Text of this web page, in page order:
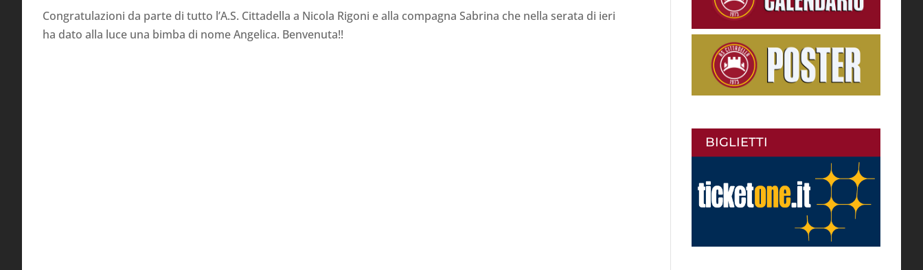
Congratulazioni da parte di tutto l’A.S. Cittadella a Nicola Rigoni e alla compagna Sabrina che nella serata di ieri
ha dato alla luce una bimba di nome Angelica. Benvenuta!!
BIGLIETTI